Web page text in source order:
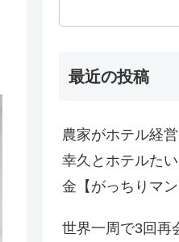
最近の投稿
農家がホテル経
幸久とホテルた
金【がっちりマン
世界一周で3回再